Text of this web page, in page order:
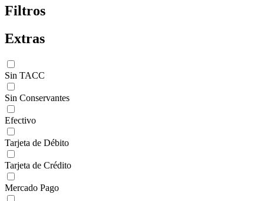
Filtros
Extras
Sin TACC
Sin Conservantes
Efectivo
Tarjeta de Débito
Tarjeta de Crédito
Mercado Pago